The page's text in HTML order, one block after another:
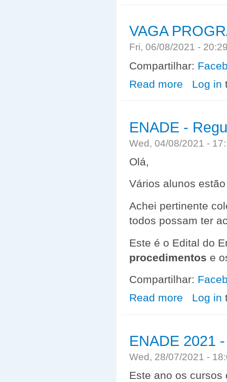
VAGA
Fri, 06/08/2021 -
Compartilhar:
Read more about VAGA
Log in
ENADE -
Wed, 04/08/2021 -
Olá,
Vários alunos
Achei pertinente
todos possam ter
Este é o Edital do
procedimentos e
Compartilhar:
Read more about ENADE
Log in
ENADE 2021
Wed, 28/07/2021 -
Este ano os cursos